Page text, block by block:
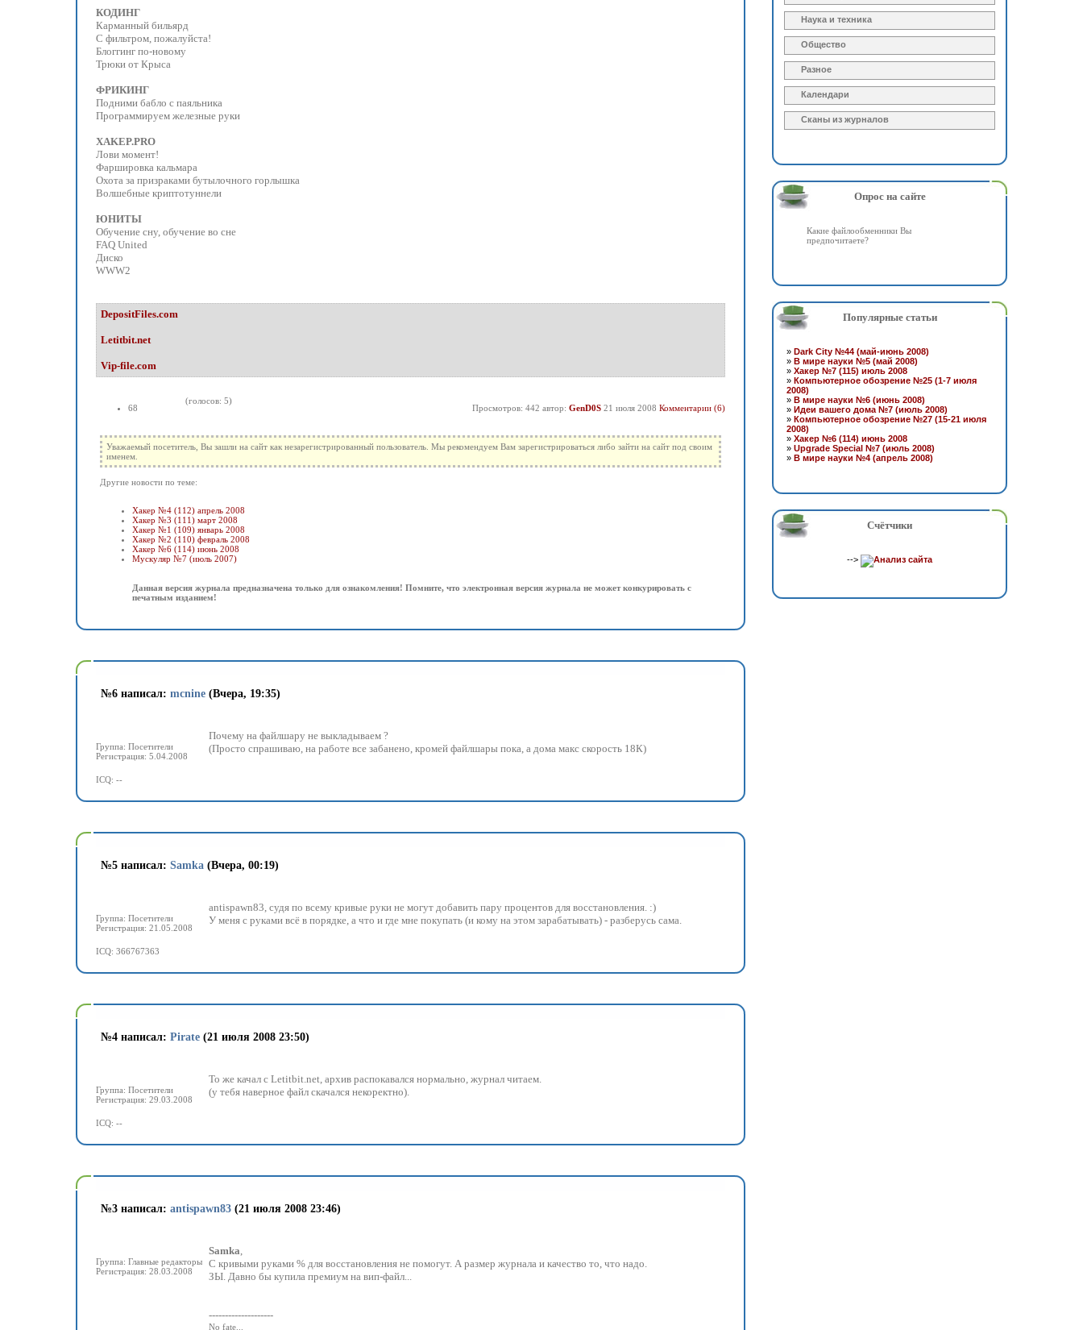
КОДИНГ
Карманный бильярд
С фильтром, пожалуйста!
Блоггинг по-новому
Трюки от Крыса
ФРИКИНГ
Подними бабло с паяльника
Программируем железные руки
XAKEP.PRO
Лови момент!
Фаршировка кальмара
Охота за призраками бутылочного горлышка
Волшебные криптотуннели
ЮНИТЫ
Обучение сну, обучение во сне
FAQ United
Диско
WWW2
DepositFiles.com
Letitbit.net
Vip-file.com
68
(голосов: 5)
Просмотров: 442 автор: GenD0S 21 июля 2008 Комментарии (6)
Уважаемый посетитель, Вы зашли на сайт как незарегистрированный пользователь. Мы рекомендуем Вам зарегистрироваться либо зайти на сайт под своим
именем.
Другие новости по теме:
Хакер №4 (112) апрель 2008
Хакер №3 (111) март 2008
Хакер №1 (109) январь 2008
Хакер №2 (110) февраль 2008
Хакер №6 (114) июнь 2008
Мускуляр №7 (июль 2007)
Данная версия журнала предназначена только для ознакомления! Помните, что электронная версия журнала не может конкурировать с
печатным изданием!
№6 написал: mcnine (Вчера, 19:35)
Группа: Посетители
Регистрация: 5.04.2008
Почему на файлшару не выкладываем ?
(Просто спрашиваю, на работе все забанено, кромей файлшары пока, а дома макс скорость 18К)
ICQ: --
№5 написал: Samka (Вчера, 00:19)
Группа: Посетители
Регистрация: 21.05.2008
antispawn83, судя по всему кривые руки не могут добавить пару процентов для восстановления. :)
У меня с руками всё в порядке, а что и где мне покупать (и кому на этом зарабатывать) - разберусь сама.
ICQ: 366767363
№4 написал: Pirate (21 июля 2008 23:50)
Группа: Посетители
Регистрация: 29.03.2008
То же качал с Letitbit.net, архив распокавался нормально, журнал читаем.
(у тебя наверное файл скачался некоректно).
ICQ: --
№3 написал: antispawn83 (21 июля 2008 23:46)
Группа: Главные редакторы
Регистрация: 28.03.2008
Samka,
С кривыми руками % для восстановления не помогут. А размер журнала и качество то, что надо.
ЗЫ. Давно бы купила премиум на вип-файл...
--------------------
No fate...
Наука и техника
Общество
Разное
Календари
Сканы из журналов
Опрос на сайте
Какие файлообменники Вы
предпочитаете?
Популярные статьи
» Dark City №44 (май-июнь 2008)
» В мире науки №5 (май 2008)
» Хакер №7 (115) июль 2008
» Компьютерное обозрение №25 (1-7 июля
2008)
» В мире науки №6 (июнь 2008)
» Идеи вашего дома №7 (июль 2008)
» Компьютерное обозрение №27 (15-21 июля
2008)
» Хакер №6 (114) июнь 2008
» Upgrade Special №7 (июль 2008)
» В мире науки №4 (апрель 2008)
Счётчики
-->